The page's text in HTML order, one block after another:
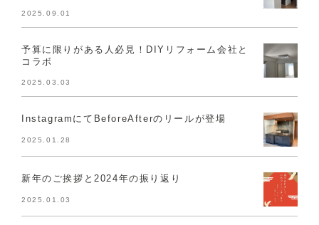
2025.09.01
予算に限りがある人必見！DIYリフォーム会社と
コラボ
2025.03.03
InstagramにてBeforeAfterのリールが登場
2025.01.28
新年のご挨拶と2024年の振り返り
2025.01.03